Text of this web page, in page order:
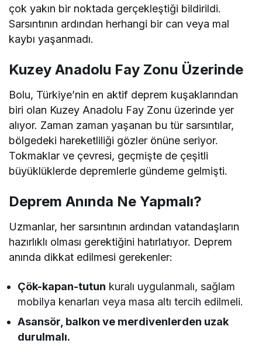
çok yakın bir noktada gerçekleştiği bildirildi.
Sarsıntının ardından herhangi bir can veya mal
kaybı yaşanmadı.
Kuzey Anadolu Fay Zonu Üzerinde
Bolu, Türkiye’nin en aktif deprem kuşaklarından
biri olan Kuzey Anadolu Fay Zonu üzerinde yer
alıyor. Zaman zaman yaşanan bu tür sarsıntılar,
bölgedeki hareketliliği gözler önüne seriyor.
Tokmaklar ve çevresi, geçmişte de çeşitli
büyüklüklerde depremlerle gündeme gelmişti.
Deprem Anında Ne Yapmalı?
Uzmanlar, her sarsıntının ardından vatandaşların
hazırlıklı olması gerektiğini hatırlatıyor. Deprem
anında dikkat edilmesi gerekenler:
Çök-kapan-tutun kuralı uygulanmalı, sağlam
mobilya kenarları veya masa altı tercih edilmeli.
Asansör, balkon ve merdivenlerden uzak
durulmalı.